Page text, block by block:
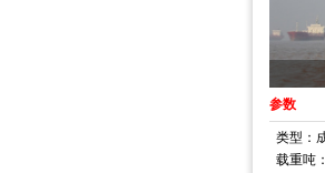
参数
类型：
载重吨